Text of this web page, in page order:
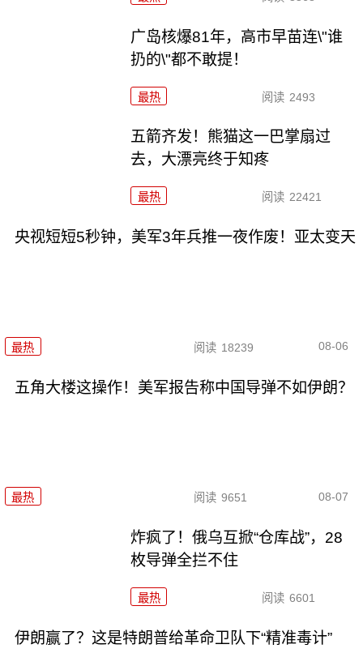
广岛核爆81年，高市早苗连\"谁
扔的\"都不敢提！
最热 阅读 2493
五箭齐发！熊猫这一巴掌扇过
去，大漂亮终于知疼
最热 阅读 22421
央视短短5秒钟，美军3年兵推一夜作废！亚太变天
最热 阅读 18239 08-06
五角大楼这操作！美军报告称中国导弹不如伊朗？
最热 阅读 9651 08-07
炸疯了！俄乌互掀“仓库战”，28
枚导弹全拦不住
最热 阅读 6601
伊朗赢了？这是特朗普给革命卫队下“精准毒计”